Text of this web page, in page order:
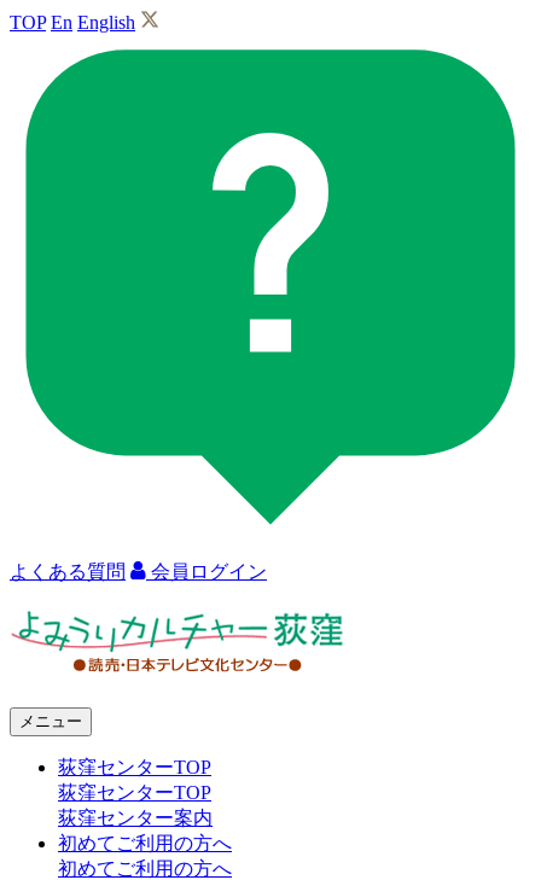
TOP En English
よくある質問 会員ログイン
メニュー
荻窪センターTOP
荻窪センターTOP
荻窪センター案内
初めてご利用の方へ
初めてご利用の方へ